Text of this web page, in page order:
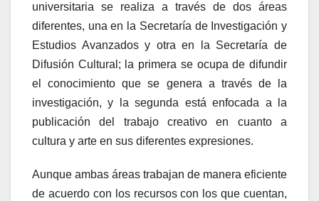
universitaria se realiza a través de dos áreas
diferentes, una en la Secretaría de Investigación y
Estudios Avanzados y otra en la Secretaría de
Difusión Cultural; la primera se ocupa de difundir
el conocimiento que se genera a través de la
investigación, y la segunda está enfocada a la
publicación del trabajo creativo en cuanto a
cultura y arte en sus diferentes expresiones.
Aunque ambas áreas trabajan de manera eficiente
de acuerdo con los recursos con los que cuentan,